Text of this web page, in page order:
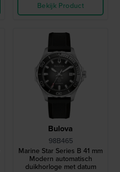
Bekijk Product
Bulova
98B465
Marine Star Series B 41 mm
Modern automatisch
duikhorloge met datum